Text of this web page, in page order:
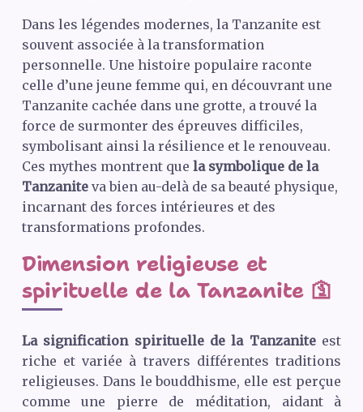
Dans les légendes modernes, la Tanzanite est
souvent associée à la transformation
personnelle. Une histoire populaire raconte
celle d’une jeune femme qui, en découvrant une
Tanzanite cachée dans une grotte, a trouvé la
force de surmonter des épreuves difficiles,
symbolisant ainsi la résilience et le renouveau.
Ces mythes montrent que la symbolique de la
Tanzaniteva bien au-delà de sa beauté physique,
incarnant des forces intérieures et des
transformations profondes.
Dimension religieuse et
spirituelle de la Tanzanite 🛐
La signification spirituelle de la Tanzaniteest
riche et variée à travers différentes traditions
religieuses. Dans le bouddhisme, elle est perçue
comme une pierre de méditation, aidant à